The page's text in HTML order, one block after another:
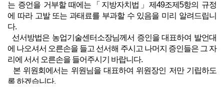
는 증언을 거부할 때에는「지방자치법」제49조제5항의 규정
에 따라 고발 또는 과태료를 부과할 수 있음을 미리 알려드립니
다.
선서방법은 농업기술센터소장님께서 증인을 대표하여 발언대
에 나오셔서 오른손을 들고 선서해 주시고 나머지 증인들은 그 자
리에 서서 오른손을 들어주시기 바랍니다.
본 위원회에서는 위원님을 대표하여 위원장인 저만 기립하도
록 하겠습니다.